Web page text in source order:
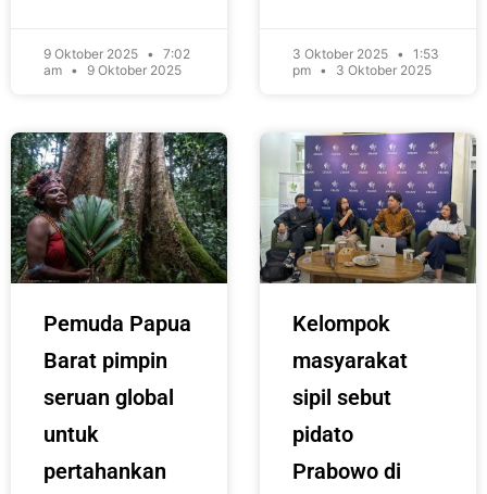
9 Oktober 2025
7:02
am
9 Oktober 2025
3 Oktober 2025
1:53
pm
3 Oktober 2025
Pemuda Papua
Barat pimpin
seruan global
untuk
pertahankan
Kelompok
masyarakat
sipil sebut
pidato
Prabowo di